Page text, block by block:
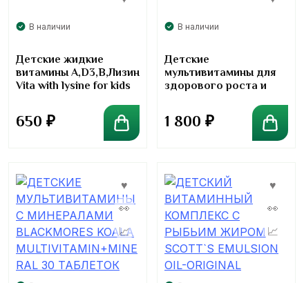
В наличии
Детские жидкие
витамины A,D3,B,Лизин
Vita with lysine for kids
650 ₽
В наличии
Детские
мультивитамины для
здорового роста и
Киркланд Kirkland
Signature Kids Multi
1 800 ₽